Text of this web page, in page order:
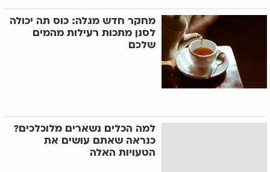
מחקר חדש מגלה: כוס תה יכולה
לסנן מתכות רעילות מהמים
שלכם
למה הכלים נשארים מלוכלכים?
כנראה שאתם עושים את
הטעויות האלה